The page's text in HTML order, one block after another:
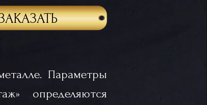
Параметры
определяются